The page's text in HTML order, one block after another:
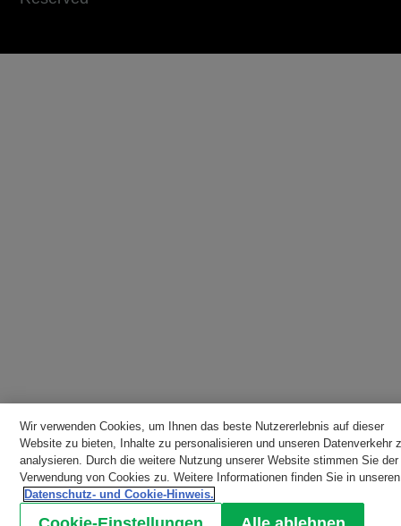
Wir verwenden Cookies, um Ihnen das beste Nutzererlebnis auf dieser
Website zu bieten, Inhalte zu personalisieren und unseren Datenverkehr
analysieren. Durch die weitere Nutzung unserer Website stimmen Sie der
Verwendung von Cookies zu. Weitere Informationen finden Sie in unseren
Datenschutz- und Cookie-Hinweis.